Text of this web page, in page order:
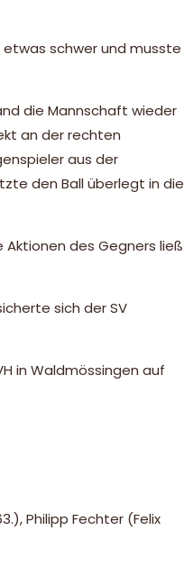
etwas schwer und musste
die Mannschaft wieder
an der rechten
aus der
den Ball überlegt in die
des Gegners ließ
sich der SV
in Waldmössingen auf
Philipp Fechter (Felix